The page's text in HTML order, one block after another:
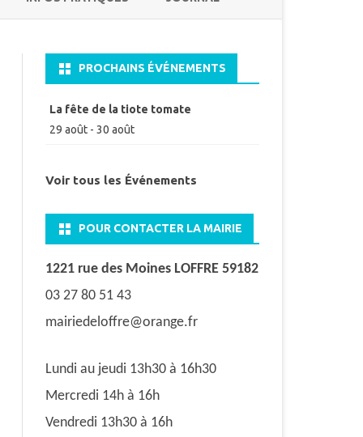
PROCHAINS ÉVÉNEMENTS
La fête de la tiote tomate
29 août- 30 août
Voir tous les Événements
POUR CONTACTER LA MAIRIE
1221 rue des Moines LOFFRE 59182
03 27 80 51 43
mairiedeloffre@orange.fr
Lundi au jeudi 13h30 à 16h30
Mercredi 14h à 16h
Vendredi 13h30 à 16h